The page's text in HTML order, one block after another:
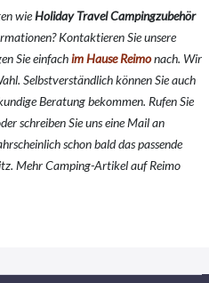
wieHoliday Travel Campingzubehör
Kontaktieren Sie unsere
Sie einfachim Hause Reimonach. Wir
Selbstverständlich können Sie auch
Beratung bekommen. Rufen Sie
schreiben Sie uns eine Mail an
schon bald das passende
Mehr Camping-Artikel auf Reimo